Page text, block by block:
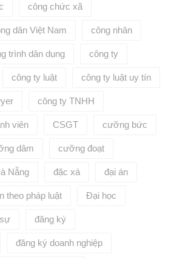
công chức xã
dân Việt Nam công nhân
trình dân dụng công ty
công ty luật công ty luật uy tín
công ty TNHH
viên CSGT cưỡng bức
dâm cưỡng đoạt
Nẵng đặc xá đại án
theo pháp luật Đại học
đăng ký
đăng ký doanh nghiệp